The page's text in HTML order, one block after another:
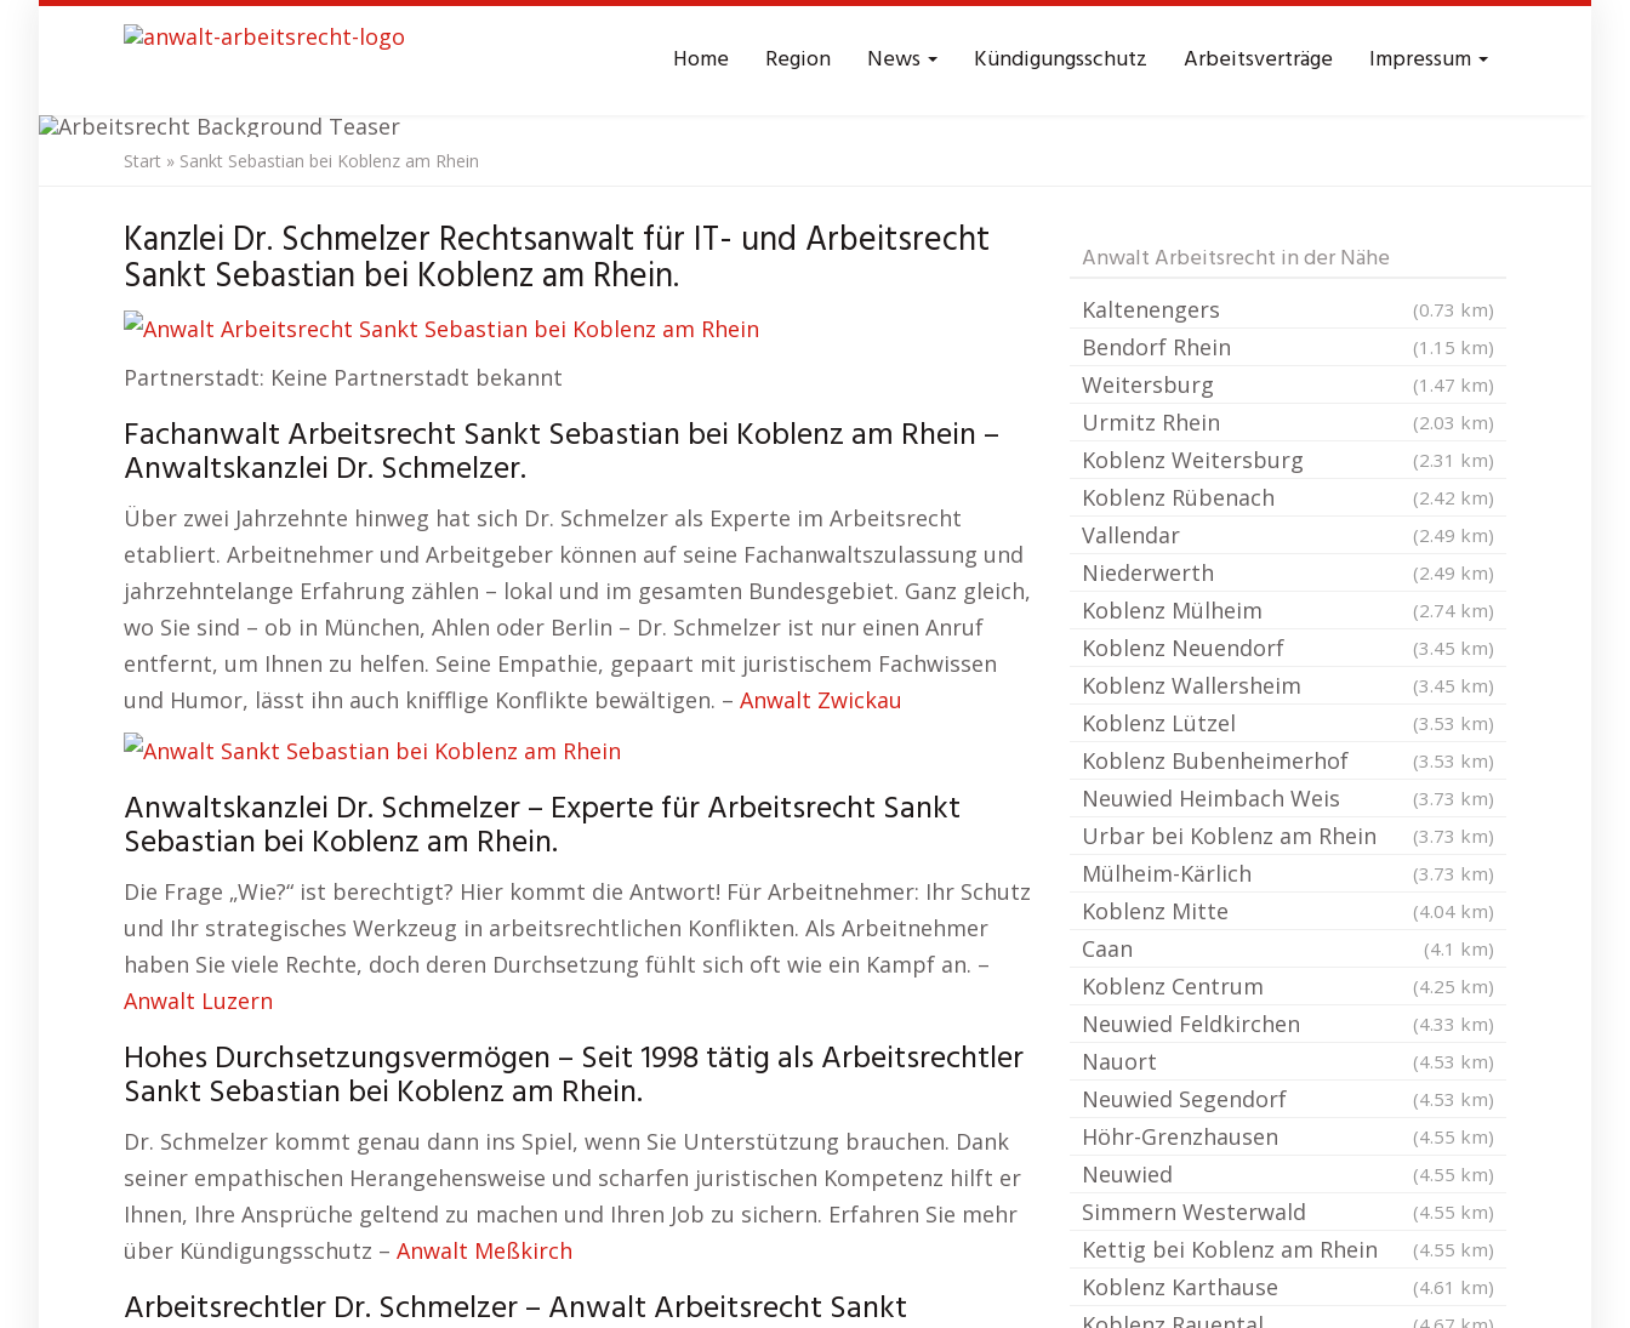
content
Home Region News Kündigungsschutz Arbeitsverträge Impressum
Anwalt Arbeitsrecht
Sankt Sebastian bei Koblenz am Rhein
Start » Sankt Sebastian bei Koblenz am Rhein
Kanzlei Dr. Schmelzer Rechtsanwalt für IT- und Arbeitsrecht
Sankt Sebastian bei Koblenz am Rhein.
Partnerstadt: Keine Partnerstadt bekannt
Fachanwalt Arbeitsrecht Sankt Sebastian bei Koblenz am Rhein –
Anwaltskanzlei Dr. Schmelzer.
Über zwei Jahrzehnte hinweg hat sich Dr. Schmelzer als Experte im Arbeitsrecht
etabliert. Arbeitnehmer und Arbeitgeber können auf seine Fachanwaltszulassung und
jahrzehntelange Erfahrung zählen – lokal und im gesamten Bundesgebiet. Ganz gleich,
wo Sie sind – ob in München, Ahlen oder Berlin – Dr. Schmelzer ist nur einen Anruf
entfernt, um Ihnen zu helfen. Seine Empathie, gepaart mit juristischem Fachwissen
und Humor, lässt ihn auch knifflige Konflikte bewältigen. – Anwalt Zwickau
Anwaltskanzlei Dr. Schmelzer – Experte für Arbeitsrecht Sankt
Sebastian bei Koblenz am Rhein.
Die Frage „Wie?“ ist berechtigt? Hier kommt die Antwort! Für Arbeitnehmer: Ihr Schutz
und Ihr strategisches Werkzeug in arbeitsrechtlichen Konflikten. Als Arbeitnehmer
haben Sie viele Rechte, doch deren Durchsetzung fühlt sich oft wie ein Kampf an. –
Anwalt Luzern
Hohes Durchsetzungsvermögen – Seit 1998 tätig als Arbeitsrechtler
Sankt Sebastian bei Koblenz am Rhein.
Dr. Schmelzer kommt genau dann ins Spiel, wenn Sie Unterstützung brauchen. Dank
seiner empathischen Herangehensweise und scharfen juristischen Kompetenz hilft er
Ihnen, Ihre Ansprüche geltend zu machen und Ihren Job zu sichern. Erfahren Sie mehr
über Kündigungsschutz – Anwalt Meßkirch
Arbeitsrechtler Dr. Schmelzer – Anwalt Arbeitsrecht Sankt
Anwalt Arbeitsrecht in der Nähe
Kaltenengers (0.73 km)
Bendorf Rhein (1.15 km)
Weitersburg (1.47 km)
Urmitz Rhein (2.03 km)
Koblenz Weitersburg (2.31 km)
Koblenz Rübenach (2.42 km)
Vallendar (2.49 km)
Niederwerth (2.49 km)
Koblenz Mülheim (2.74 km)
Koblenz Neuendorf (3.45 km)
Koblenz Wallersheim (3.45 km)
Koblenz Lützel (3.53 km)
Koblenz Bubenheimerhof (3.53 km)
Neuwied Heimbach Weis (3.73 km)
Urbar bei Koblenz am Rhein (3.73 km)
Mülheim-Kärlich (3.73 km)
Koblenz Mitte (4.04 km)
Caan (4.1 km)
Koblenz Centrum (4.25 km)
Neuwied Feldkirchen (4.33 km)
Nauort (4.53 km)
Neuwied Segendorf (4.53 km)
Höhr-Grenzhausen (4.55 km)
Neuwied (4.55 km)
Simmern Westerwald (4.55 km)
Kettig bei Koblenz am Rhein (4.55 km)
Koblenz Karthause (4.61 km)